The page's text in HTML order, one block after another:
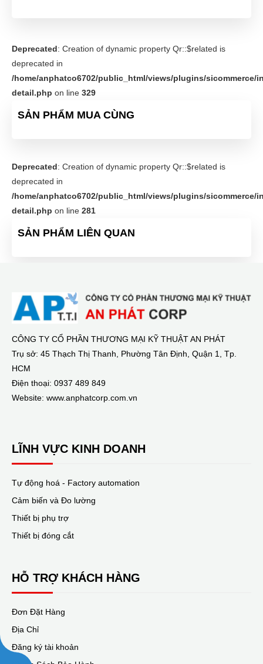
Deprecated: Creation of dynamic property Qr::$related is
deprecated in
/home/anphatco6702/public_html/views/plugins/sicommerce/
detail.php on line 329
SẢN PHẨM MUA CÙNG
Deprecated: Creation of dynamic property Qr::$related is
deprecated in
/home/anphatco6702/public_html/views/plugins/sicommerce/
detail.php on line 281
SẢN PHẨM LIÊN QUAN
CÔNG TY CỔ PHẦN THƯƠNG MẠI KỸ THUẬT AN PHÁT
Trụ sở: 45 Thạch Thị Thanh, Phường Tân Định, Quận 1, Tp.
HCM
Điện thoại: 0937 489 849
Website: www.anphatcorp.com.vn
LĨNH VỰC KINH DOANH
Tự động hoá - Factory automation
Cảm biến và Đo lường
Thiết bị phụ trợ
Thiết bị đóng cắt
HỖ TRỢ KHÁCH HÀNG
Đơn Đặt Hàng
Địa Chỉ
Đăng ký tài khoản